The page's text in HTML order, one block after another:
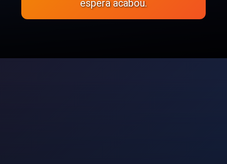
espera acabou.